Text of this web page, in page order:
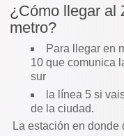
¿Cómo llegar al
metro?
Para llegar en
10 que comunica
sur
la línea 5 si
de la ciudad.
La estación en donde